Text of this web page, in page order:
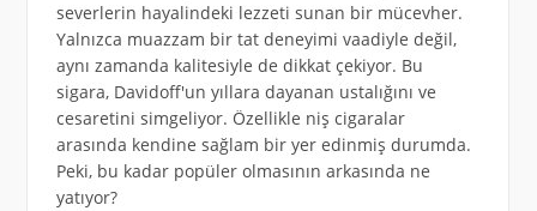
severlerin hayalindeki lezzeti sunan bir mücevher.
Yalnızca muazzam bir tat deneyimi vaadiyle değil,
aynı zamanda kalitesiyle de dikkat çekiyor. Bu
sigara, Davidoff'un yıllara dayanan ustalığını ve
cesaretini simgeliyor. Özellikle niş cigaralar
arasında kendine sağlam bir yer edinmiş durumda.
Peki, bu kadar popüler olmasının arkasında ne
yatıyor?